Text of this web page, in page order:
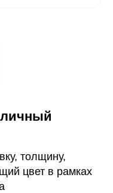
личный
толщину,
цвет в рамках